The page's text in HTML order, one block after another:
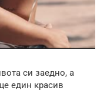
си заедно, а
един красив